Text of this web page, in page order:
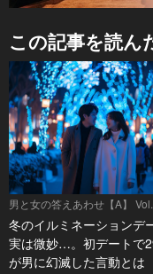
この記事を読ん
男と女の答えあわせ【A】
冬のイルミネーションデ
実は微妙…。初デートで
が男に幻滅した言動とは